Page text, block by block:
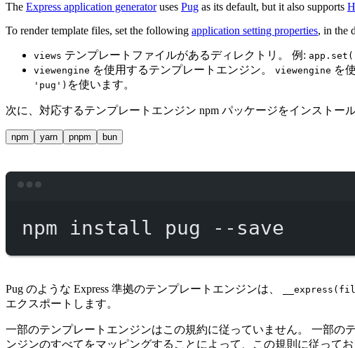
The Express application generatoruses Pug as its default, but it also supports
To render template files, set the following application setting properties, in the
views テンプレートファイルがあるディレクトリ。 例:
viewengine を使用するテンプレートエンジン。 viewengine を
'pug') を使います。
次に、対応するテンプレートエンジン npm パッケージをインストー
npm yarn pnpm bun
npm install pug --save
Pug のような Express 準拠のテンプレートエンジンは、
エクスポートします。
一部のテンプレートエンジンはこの規約に従っていません。 一部の
ンジンのすべてをマッピングすることによって、この規則に従って